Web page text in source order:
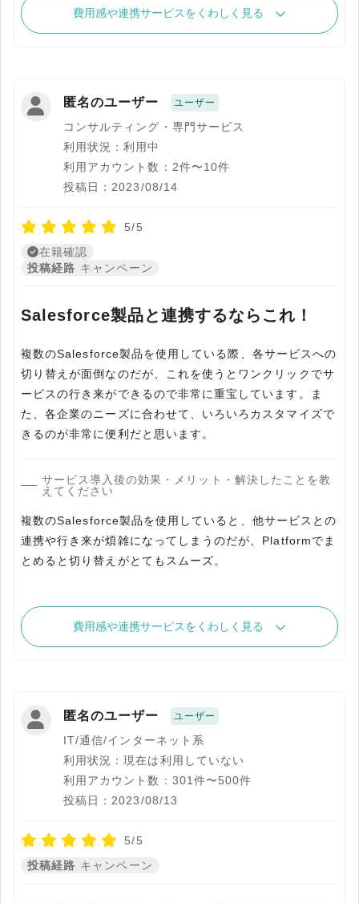
費用感や連携サービスをくわしく見る
匿名のユーザー ユーザー
コンサルティング・専門サービス
利用状況：利用中
利用アカウント数：2件〜10件
投稿日：2023/08/14
5/5
在籍確認
投稿経路 キャンペーン
Salesforce製品と連携するならこれ！
複数のSalesforce製品を使用している際、各サービスへの
切り替えが面倒なのだが、これを使うとワンクリックでサ
ービスの行き来ができるので非常に重宝しています。ま
た、各企業のニーズに合わせて、いろいろカスタマイズで
きるのが非常に便利だと思います。
サービス導入後の効果・メリット・解決したことを教
えてください
複数のSalesforce製品を使用していると、他サービスとの
連携や行き来が煩雑になってしまうのだが、Platformでま
とめると切り替えがとてもスムーズ。
費用感や連携サービスをくわしく見る
匿名のユーザー ユーザー
IT/通信/インターネット系
利用状況：現在は利用していない
利用アカウント数：301件〜500件
投稿日：2023/08/13
5/5
投稿経路 キャンペーン